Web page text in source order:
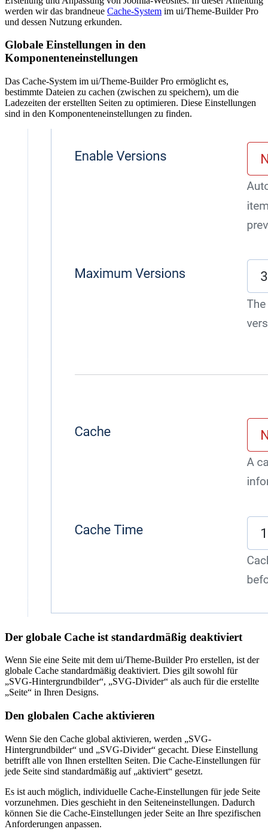
werden wir das brandneue Cache-System im ui/Theme-Builder Pro
und dessen Nutzung erkunden.
Globale Einstellungen in den
Komponenteneinstellungen
Das Cache-System im ui/Theme-Builder Pro ermöglicht es,
bestimmte Dateien zu cachen (zwischen zu speichern), um die
Ladezeiten der erstellten Seiten zu optimieren. Diese Einstellungen
sind in den Komponenteneinstellungen zu finden.
Der globale Cache ist standardmäßig deaktiviert
Wenn Sie eine Seite mit dem ui/Theme-Builder Pro erstellen, ist der
globale Cache standardmäßig deaktiviert. Dies gilt sowohl für
„SVG-Hintergrundbilder“, „SVG-Divider“ als auch für die erstellte
„Seite“ in Ihren Designs.
Den globalen Cache aktivieren
Wenn Sie den Cache global aktivieren, werden „SVG-
Hintergrundbilder“ und „SVG-Divider“ gecacht. Diese Einstellung
betrifft alle von Ihnen erstellten Seiten. Die Cache-Einstellungen für
jede Seite sind standardmäßig auf „aktiviert“ gesetzt.
Es ist auch möglich, individuelle Cache-Einstellungen für jede Seite
vorzunehmen. Dies geschieht in den Seiteneinstellungen. Dadurch
können Sie die Cache-Einstellungen jeder Seite an Ihre spezifischen
Anforderungen anpassen.